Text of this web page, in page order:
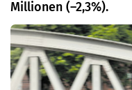
Millionen (–2,3%).